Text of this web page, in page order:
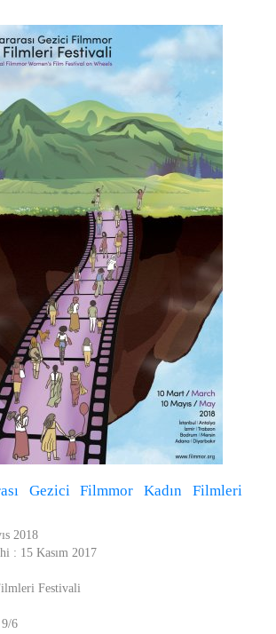
Gezici Filmmor Kadın Filmleri
2018
: 15 Kasım 2017
Festivali
6